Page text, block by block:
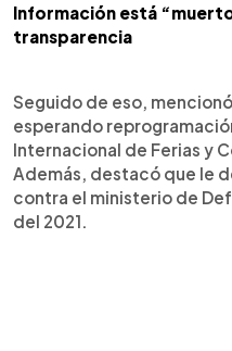
Información está
transparencia
Seguido de eso,
esperando
Internacional de Ferias y
Además, destacó que le
contra el ministerio de
del 2021.